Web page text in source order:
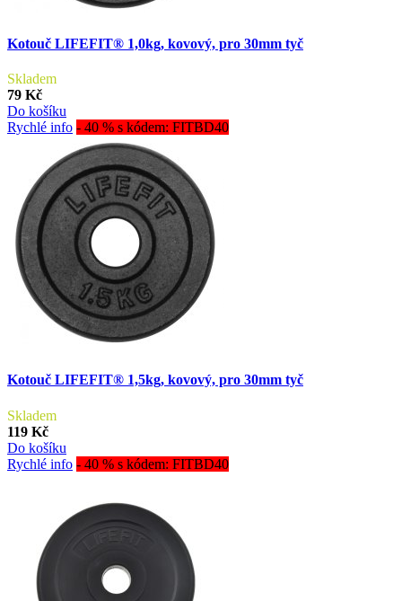
Kotouč LIFEFIT® 1,0kg, kovový, pro 30mm tyč
Skladem
79 Kč
Do košíku
Rychlé info - 40 % s kódem: FITBD40
Kotouč LIFEFIT® 1,5kg, kovový, pro 30mm tyč
Skladem
119 Kč
Do košíku
Rychlé info - 40 % s kódem: FITBD40